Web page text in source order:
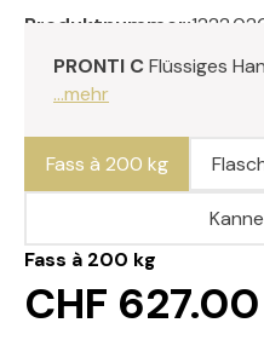
Produktnummer:
PRONTI CFlüssiges
...mehr
Fass à 200 kg
CHF 627.00
Fass à 200 kg